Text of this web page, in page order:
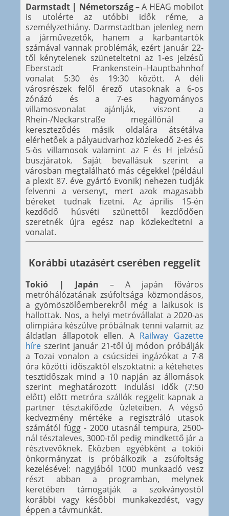
Darmstadt | Németország– A HEAG mobilot
is utolérte az utóbbi idők réme, a
személyzethiány. Darmstadtban jelenleg nem
a járművezetők, hanem a karbantartók
számával vannak problémák, ezért január 22-
től kénytelenek szüneteltetni az 1-es jelzésű
Eberstadt Frankenstein–Hauptbahnhof
vonalat 5:30 és 19:30 között. A déli
városrészek felől érező utasoknak a 6-os
zónázó és a 7-es hagyományos
villamosvonalat ajánlják, viszont a
Rhein-/Neckarstraße megállónál a
kereszteződés másik oldalára átsétálva
elérhetőek a pályaudvarhoz közlekedő 2-es és
5-ös villamosok valamint az F és H jelzésű
buszjáratok. Saját bevallásuk szerint a
városban megtalálható más cégekkel (például
a plexit 87. éve gyártó Evonik) nehezen tudják
felvenni a versenyt, mert azok magasabb
béreket tudnak fizetni. Az április 15-én
kezdődő húsvéti szünettől kezdődően
szeretnék újra egész nap közlekedtetni a
vonalat.
Korábbi utazásért cserében reggelit
Tokió | Japán – A japán főváros
metróhálózatának zsúfoltsága közmondásos,
a gyömöszölőemberekről még a laikusok is
hallottak. Nos, a helyi metróvállalat a 2020-as
olimpiára készülve próbálnak tenni valamit az
áldatlan állapotok ellen. A Railway Gazette
híre szerint január 21-től új módon próbálják
a Tozai vonalon a csúcsidei ingázókat a 7-8
óra közötti időszaktól elszoktatni: a kétehetes
tesztidőszak mind a 10 napján az állomások
szerint meghatározott indulási idők (7:50
előtt) előtt metróra szállók reggelit kapnak a
partner tésztakifőzde üzleteiben. A végső
kedvezmény mértéke a regisztráló utasok
számától függ - 2000 utasnál tempura, 2500-
nál tésztaleves, 3000-től pedig mindkettő jár a
résztvevőknek. Eközben egyébként a tokiói
önkormányzat is próbálkozik a zsúfoltság
kezelésével: nagyjából 1000 munkaadó vesz
részt abban a programban, melynek
keretében támogatják a szokványostól
korábbi vagy későbbi munkakezdést, vagy
éppen a távmunkát.